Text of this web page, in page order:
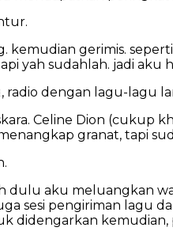
kemudian gerimis.
yah sudahlah. jadi aku
radio dengan lagu-lagu
Celine Dion (cukup
granat, tapi
dulu aku meluangkan
sesi pengiriman lagu
didengarkan